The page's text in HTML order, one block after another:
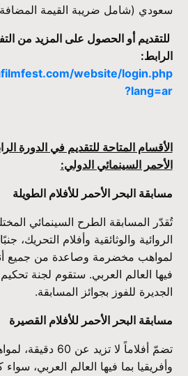
سعودي (شامل ضريبة القيمة المضافة)
للتقديم أو الحصول على المزيد من
الرابط:
website/login.php
?lang=ar
الأقسام المتاحة للتقديم في الدورة
الأحمر السينمائي الدولي:
مسابقة البحر الأحمر للأفلام الطويلة
تُقدّر المسابقة الطرح السينمائي
الروائية والوثائقية وأفلام التحريك،
لمواهب مخضرمة وصاعدة من جميع
فيها العالم العربي. ستقوم لجنة تحكيم
الجديرة للفوز بجوائز المسابقة.
مسابقة البحر الأحمر للأفلام القصيرة
تضمّ أفلاماً لا
وأفريقيا بما فيها العالم العربي، سواء